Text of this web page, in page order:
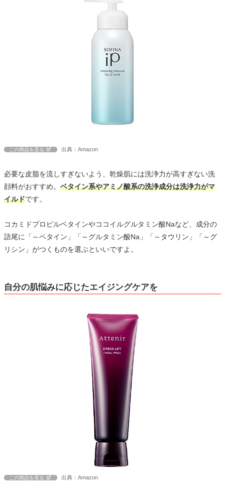
この商品を見る 出典：Amazon
必要な皮脂を流しすぎないよう、乾燥肌には洗浄力が高すぎない洗
顔料がおすすめ。 ベタイン系やアミノ酸系の洗浄成分は洗浄力がマ
イルドです。
コカミドプロピルベタインやココイルグルタミン酸Naなど、成分の
語尾に「～ベタイン」「～グルタミン酸Na」「～タウリン」「～グ
リシン」がつくものを選ぶといいですよ。
自分の肌悩みに応じたエイジングケアを
この商品を見る 出典：Amazon